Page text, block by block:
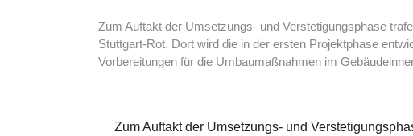
Zum Auftakt der Umsetzungs- und Verstetigungsphase
Stuttgart-Rot. Dort wird die in der ersten Projektphase
Vorbereitungen für die Umbaumaßnahmen im
Zum Auftakt der Umsetzungs- und